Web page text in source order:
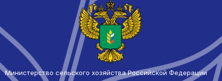
Министерство сельского хозяйства Российской Федерации